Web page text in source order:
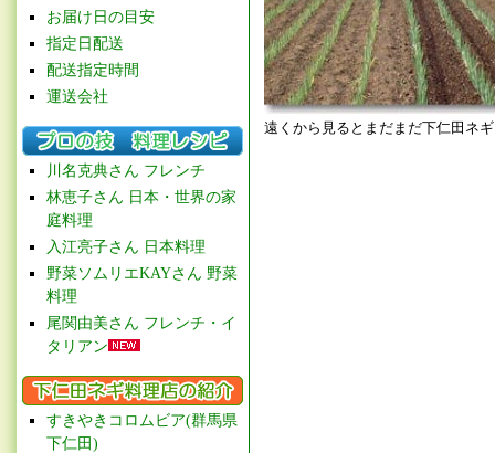
お届け日の目安
指定日配送
配送指定時間
運送会社
川名克典さん フレンチ
林恵子さん 日本・世界の家
庭料理
入江亮子さん 日本料理
野菜ソムリエKAYさん 野菜
料理
尾関由美さん フレンチ・イ
タリアン
すきやきコロムビア(群馬県
下仁田)
遠くから見るとまだまだ下仁田ネ